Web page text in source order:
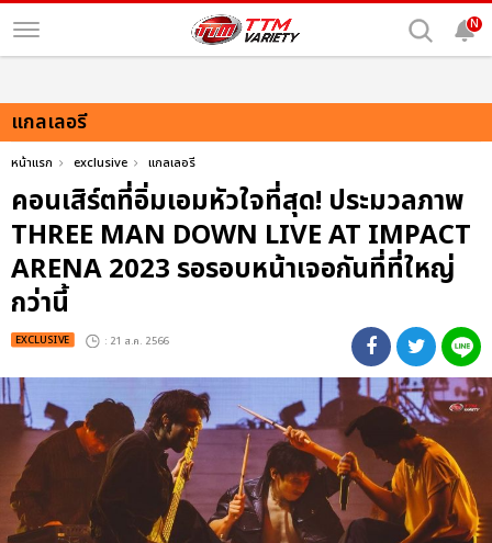
N
แกลเลอรี
หน้าแรก exclusive แกลเลอรี
คอนเสิร์ตที่อิ่มเอมหัวใจที่สุด! ประมวลภาพ
THREE MAN DOWN LIVE AT IMPACT
ARENA 2023 รอรอบหน้าเจอกันที่ที่ใหญ่
กว่านี้
EXCLUSIVE : 21 ส.ค. 2566